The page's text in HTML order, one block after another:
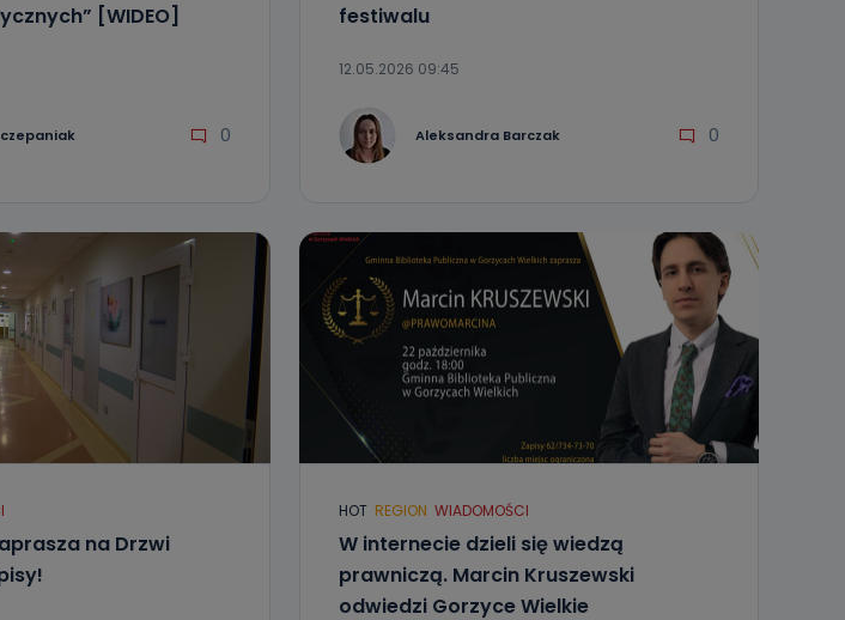
[WIDEO]
0
festiwalu
12.05.2026 09:45
Aleksandra Barczak 0
na Drzwi
HOT REGION WIADOMOŚCI
W internecie dzieli się wiedzą
prawniczą. Marcin Kruszewski
odwiedzi Gorzyce Wielkie